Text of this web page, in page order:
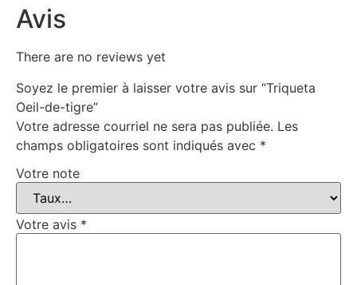
Avis
There are no reviews yet
Soyez le premier à laisser votre avis sur “Triqueta
Oeil-de-tigre”
Votre adresse courriel ne sera pas publiée. Les
champs obligatoires sont indiqués avec *
Votre note
Votre avis *